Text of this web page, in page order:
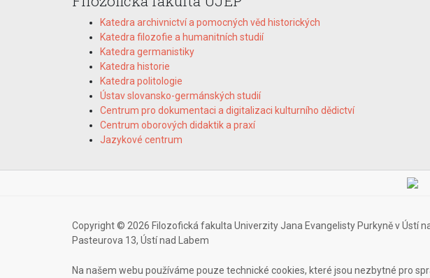
Katedra archivnictví a pomocných věd historických
Katedra filozofie a humanitních studií
Katedra germanistiky
Katedra historie
Katedra politologie
Ústav slovansko-germánských studií
Centrum pro dokumentaci a digitalizaci kulturního dědictví
Centrum oborových didaktik a praxí
Jazykové centrum
Copyright © 2026 Filozofická fakulta Univerzity Jana Evangelisty Purkyně v Ústí
Pasteurova 13, Ústí nad Labem
Na našem webu používáme pouze technické cookies, které jsou nezbytné pro